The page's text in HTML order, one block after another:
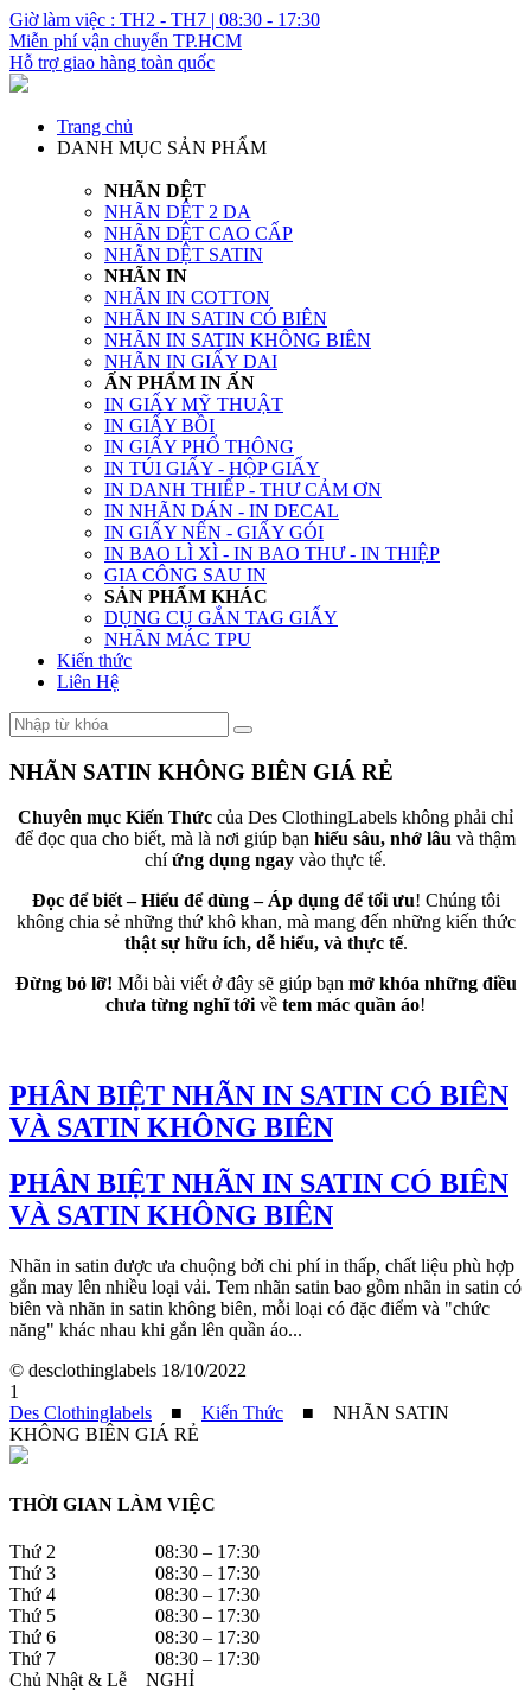
Giờ làm việc : TH2 - TH7 | 08:30 - 17:30
Miễn phí vận chuyển TP.HCM
Hỗ trợ giao hàng toàn quốc
Trang chủ
DANH MỤC SẢN PHẨM
NHÃN DỆT
NHÃN DỆT 2 DA
NHÃN DỆT CAO CẤP
NHÃN DỆT SATIN
NHÃN IN
NHÃN IN COTTON
NHÃN IN SATIN CÓ BIÊN
NHÃN IN SATIN KHÔNG BIÊN
NHÃN IN GIẤY DAI
ẤN PHẨM IN ẤN
IN GIẤY MỸ THUẬT
IN GIẤY BỒI
IN GIẤY PHỔ THÔNG
IN TÚI GIẤY - HỘP GIẤY
IN DANH THIẾP - THƯ CẢM ƠN
IN NHÃN DÁN - IN DECAL
IN GIẤY NẾN - GIẤY GÓI
IN BAO LÌ XÌ - IN BAO THƯ - IN THIỆP
GIA CÔNG SAU IN
SẢN PHẨM KHÁC
DỤNG CỤ GẮN TAG GIẤY
NHÃN MÁC TPU
Kiến thức
Liên Hệ
NHÃN SATIN KHÔNG BIÊN GIÁ RẺ
Chuyên mục Kiến Thức của Des ClothingLabels không phải chỉ
để đọc qua cho biết, mà là nơi giúp bạn hiểu sâu, nhớ lâu và thậm
chíứng dụng ngay vào thực tế.
Đọc để biết – Hiểu để dùng – Áp dụng để tối ưu! Chúng tôi
không chia sẻ những thứ khô khan, mà mang đến những kiến thức
thật sự hữu ích, dễ hiểu, và thực tế.
Đừng bỏ lỡ! Mỗi bài viết ở đây sẽ giúp bạn mở khóa những điều
chưa từng nghĩ tớivề tem mác quần áo!
PHÂN BIỆT NHÃN IN SATIN CÓ BIÊN
VÀ SATIN KHÔNG BIÊN
PHÂN BIỆT NHÃN IN SATIN CÓ BIÊN
VÀ SATIN KHÔNG BIÊN
Nhãn in satin được ưa chuộng bởi chi phí in thấp, chất liệu phù hợp
gắn may lên nhiều loại vải. Tem nhãn satin bao gồm nhãn in satin có
biên và nhãn in satin không biên, mỗi loại có đặc điểm và "chức
năng" khác nhau khi gắn lên quần áo...
© desclothinglabels 18/10/2022
1
Des Clothinglabels ■ Kiến Thức ■ NHÃN SATIN
KHÔNG BIÊN GIÁ RẺ
THỜI GIAN LÀM VIỆC
Thứ 2 08:30 – 17:30
Thứ 3 08:30 – 17:30
Thứ 4 08:30 – 17:30
Thứ 5 08:30 – 17:30
Thứ 6 08:30 – 17:30
Thứ 7 08:30 – 17:30
Chủ Nhật & Lễ NGHỈ